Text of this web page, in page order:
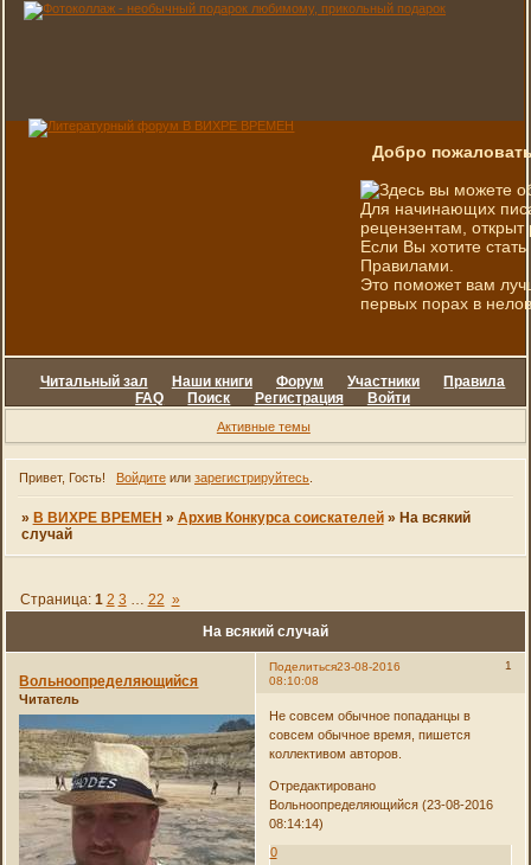
Добро
Здесь вы можете
Для начинающих
рецензентам, открыт
Если Вы хотите
Правилами.
Это поможет вам
первых порах в
Читальный зал Наши книги Форум Участники
Правила
FAQ
Поиск Регистрация Войти
Активные темы
Привет, Гость! Войдитеили зарегистрируйтесь.
» В ВИХРЕ ВРЕМЕН » Архив Конкурса соискателей » На всякий
случай
На всякий случай
Страница: 1 2 3 … 22 »
Поделиться 1
23-08-2016
08:10:08
Вольноопределяющийся
Читатель
Не совсем обычное попаданцы в
совсем обычное время, пишется
коллективом авторов.
Отредактировано
Вольноопределяющийся (23-08-2016
08:14:14)
0